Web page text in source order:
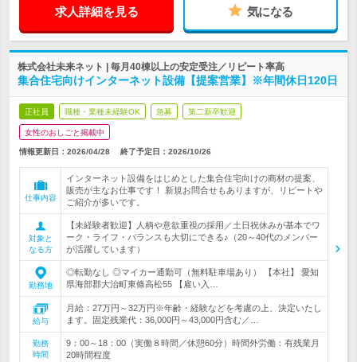
求人詳細を見る 気になる
株式会社未来ネット | 毎月40棟以上の安定受注／リピート率高
集合住宅向けインターネット設備【提案営業】※年間休日120日
正社員 職種・業種未経験OK 急募 第二新卒歓迎
女性のおしごと掲載中
情報更新日：2026/04/28 終了予定日： 2026/10/26
仕事内容
インターネット設備をはじめとした集合住宅向けの商材の提案、
販売が主なお仕事です！ 新規お問合せもありますが、リピートや
ご紹介が多いです。
対象と
なる方
【未経験者歓迎】人柄や意欲重視の採用／土日祝休みが基本でワ
ーク・ライフ・バランスも大切にできる♪（20～40代のメンバー
が活躍しています）
勤務地
◎転勤なし ◎マイカー通勤可（無料駐車場あり） 【本社】 愛知
県海部郡大治町東條高松55 【雇い入…
給与
月給：27万円～32万円※年齢・経験などを考慮の上、決定いたし
ます。固定残業代：36,000円～43,000円含む／…
勤務
時間
9：00～18：00（実働８時間／休憩60分）時間外労働：有残業月
20時間程度